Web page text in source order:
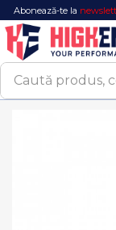
Abonează-te la